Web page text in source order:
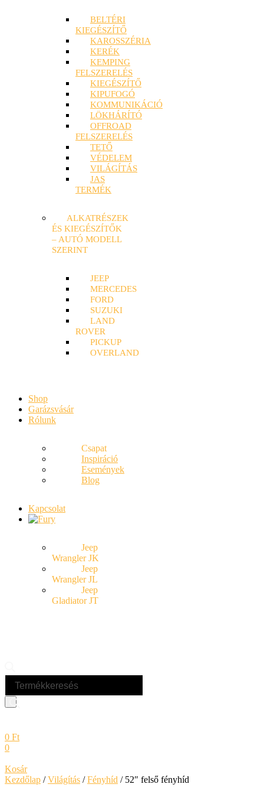
BELTÉRI
KIEGÉSZÍTŐ
KAROSSZÉRIA
KERÉK
KEMPING
FELSZERELÉS
KIEGÉSZÍTŐ
KIPUFOGÓ
KOMMUNIKÁCIÓ
LÖKHÁRÍTÓ
OFFROAD
FELSZERELÉS
TETŐ
VÉDELEM
VILÁGÍTÁS
JAS
TERMÉK
ALKATRÉSZEK
ÉS KIEGÉSZÍTŐK
– AUTÓ MODELL
SZERINT
JEEP
MERCEDES
FORD
SUZUKI
LAND
ROVER
PICKUP
OVERLAND
Shop
Garázsvásár
Rólunk
Csapat
Inspiráció
Események
Blog
Kapcsolat
Jeep
Wrangler JK
Jeep
Wrangler JL
Jeep
Gladiator JT
search
0 Ft
0
Kosár
Kezdőlap /Világítás /Fényhíd / 52″ felső fényhíd